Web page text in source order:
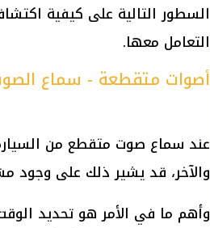
السطور التالية على كيفية
التعامل معها.
أصوات متقطعة - سماع
عند سماع صوت متقطع من
والآخر، قد يشير ذلك على وجود
وأهم ما في الأمر هو تحديد